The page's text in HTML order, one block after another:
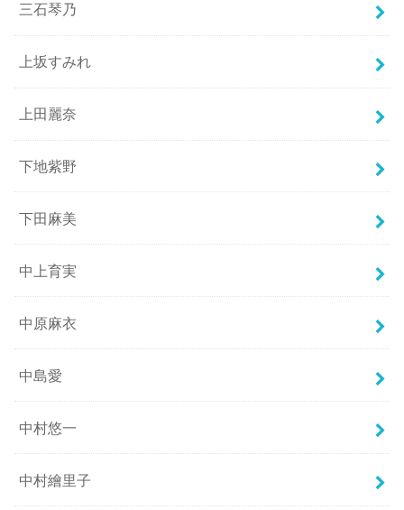
三石琴乃
上坂すみれ
上田麗奈
下地紫野
下田麻美
中上育実
中原麻衣
中島愛
中村悠一
中村繪里子